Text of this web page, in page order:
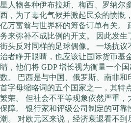
星人物各种伊布拉斯、梅西、罗纳尔
西，为了毒化气候并激起民众的愤慨
亿万富翁与世界杯的筹备订单有关。
务来弥补不成比例的开支。 因此发生
街头反对同样的足球偶像。 一场抗议
治者睁开眼睛，也应该让国际货币基
睛，他们将 GDP 增长视为衡量一个
数。 巴西是与中国、俄罗斯、南非和
首字母缩略词的五个国家之一，其特
繁荣。 但社会不平等现象依然严重，
保障。 银行家和评级公司制定的可靠
潮。 对欧元区来说，经济衰退看不到